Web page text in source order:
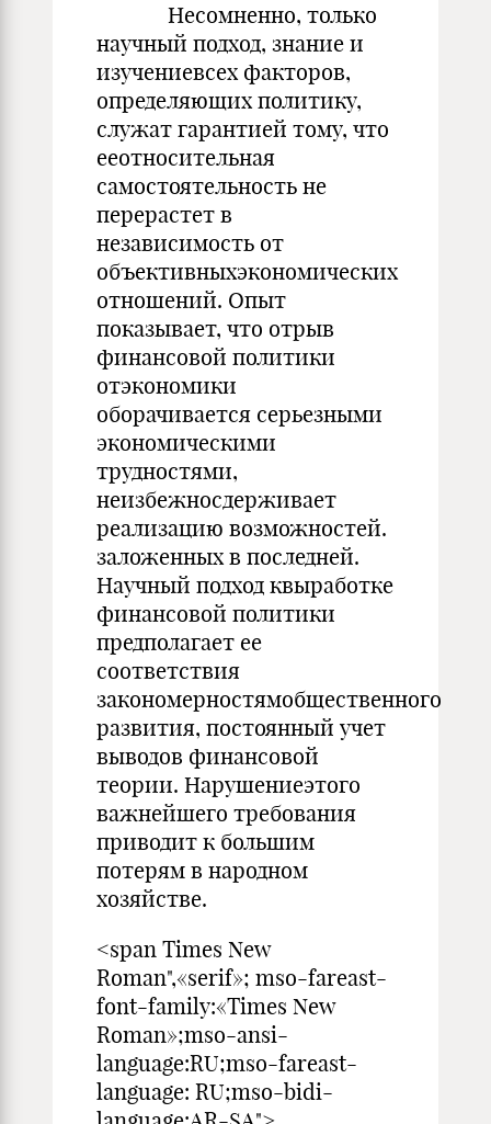
Несомненно, только
научный подход, знание и
изучениевсех факторов,
определяющих политику,
служат гарантией тому, что
ееотносительная
самостоятельность не
перерастет в
независимость от
объективныхэкономических
отношений. Опыт
показывает, что отрыв
финансовой политики
отэкономики
оборачивается серьезными
экономическими
трудностями,
неизбежносдерживает
реализацию возможностей.
заложенных в последней.
Научный подход квыработке
финансовой политики
предполагает ее
соответствия
закономерностямобщественного
развития, постоянный учет
выводов финансовой
теории. Нарушениеэтого
важнейшего требования
приводит к большим
потерям в народном
хозяйстве.
<span Times New
Roman",«serif»; mso-fareast-
font-family:«Times New
Roman»;mso-ansi-
language:RU;mso-fareast-
language: RU;mso-bidi-